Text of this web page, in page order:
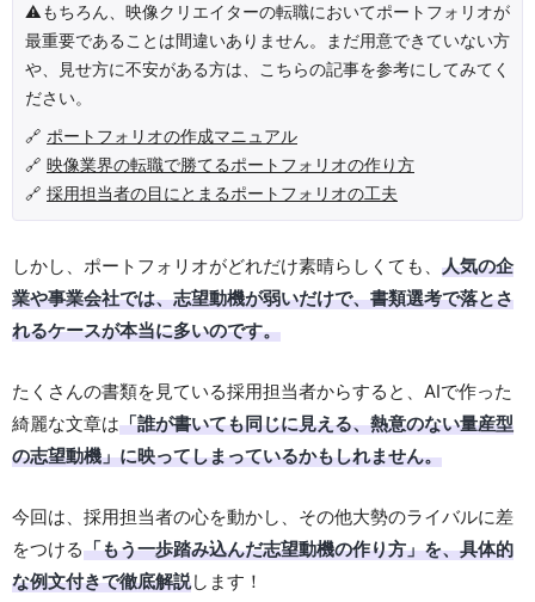
⚠️もちろん、映像クリエイターの転職においてポートフォリオが
最重要であることは間違いありません。まだ用意できていない方
や、見せ方に不安がある方は、こちらの記事を参考にしてみてく
ださい。
🔗 ポートフォリオの作成マニュアル
🔗 映像業界の転職で勝てるポートフォリオの作り方
🔗 採用担当者の目にとまるポートフォリオの工夫
しかし、ポートフォリオがどれだけ素晴らしくても、 人気の企
業や事業会社では、志望動機が弱いだけで、書類選考で落とさ
れるケースが本当に多いのです。
たくさんの書類を見ている採用担当者からすると、AIで作った
綺麗な文章は「誰が書いても同じに見える、熱意のない量産型
の志望動機」に映ってしまっているかもしれません。
今回は、採用担当者の心を動かし、その他大勢のライバルに差
をつける「もう一歩踏み込んだ志望動機の作り方」を、具体的
な例文付きで徹底解説します！